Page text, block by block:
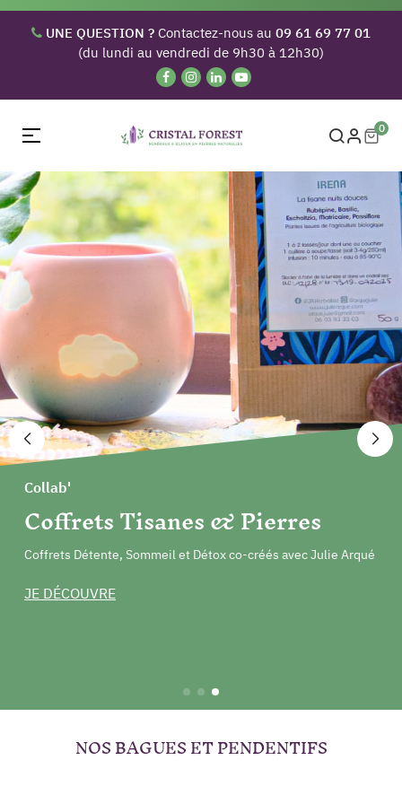
UNE QUESTION ? Contactez-nous au 09 61 69 77 01
(du lundi au vendredi de 9h30 à 12h30)
Basculer
navigation
☰ 0
A la une
nos améthystes
géodes d'améthyste, avec le
Collab'
Tisanes & Pierres
et Détox co-créés avec Julie Arqué
Arrivage
De nouveau en stocks
Venez redécouvrir nos plaques de rechargement en
NOS BAGUES ET PENDENTIFS